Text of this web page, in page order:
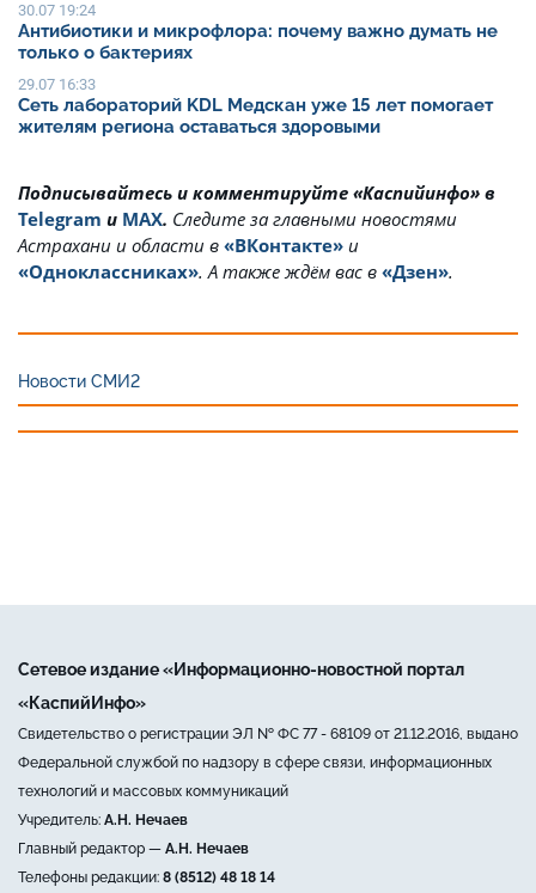
30.07 19:24
Антибиотики и микрофлора: почему важно думать не
только о бактериях
29.07 16:33
Сеть лабораторий KDL Медскан уже 15 лет помогает
жителям региона оставаться здоровыми
Подписывайтесь и комментируйте «Каспийинфо» в
Telegram и MAX. Cледите за главными новостями
Астрахани и области в «ВКонтакте» и
«Одноклассниках». А также ждём вас в «Дзен».
Новости СМИ2
Сетевое издание «Информационно-новостной портал
«КаспийИнфо»
Свидетельство о регистрации ЭЛ № ФС 77 - 68109 от 21.12.2016, выдано
Федеральной службой по надзору в сфере связи, информационных
технологий и массовых коммуникаций
Учредитель: А.Н. Нечаев
Главный редактор — А.Н. Нечаев
Телефоны редакции: 8 (8512) 48 18 14